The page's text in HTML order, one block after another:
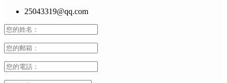
25043319@qq.com